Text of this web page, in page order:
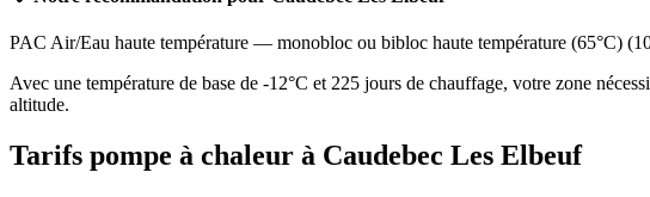
PAC Air/Eau haute température — monobloc ou bibloc haute température (65°C) (
Avec une température de base de -12°C et 225 jours de chauffage, votre zone
altitude.
Tarifs pompe à chaleur à Caudebec Les Elbeuf